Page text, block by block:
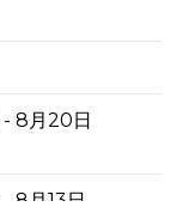
- 8月20日
8月13日